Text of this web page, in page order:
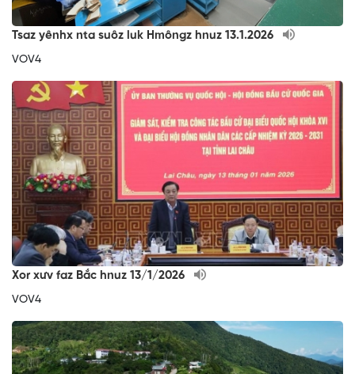
Tsaz yênhx nta suôz luk Hmôngz hnuz 13.1.2026
VOV4
Xor xưv faz Bắc hnuz 13/1/2026
VOV4